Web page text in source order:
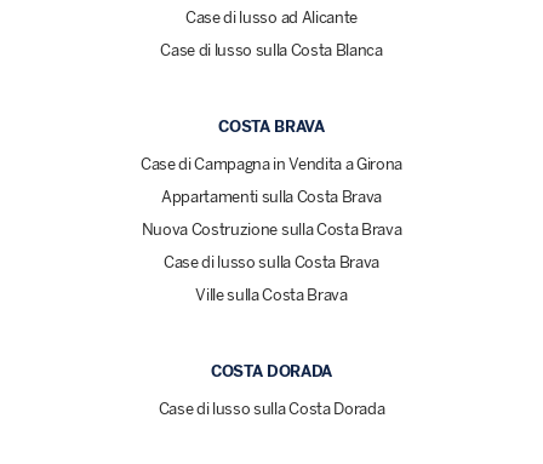
Case di lusso ad Alicante
Case di lusso sulla Costa Blanca
COSTA BRAVA
Case di Campagna in Vendita a Girona
Appartamenti sulla Costa Brava
Nuova Costruzione sulla Costa Brava
Case di lusso sulla Costa Brava
Ville sulla Costa Brava
COSTA DORADA
Case di lusso sulla Costa Dorada